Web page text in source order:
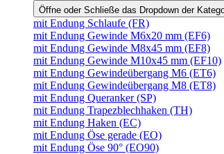
Öffne oder Schließe das Dropdown der
mit Endung Schlaufe (FR)
mit Endung Gewinde M6x20 mm (EF6)
mit Endung Gewinde M8x45 mm (EF8)
mit Endung Gewinde M10x45 mm (EF10)
mit Endung Gewindeübergang M6 (ET6)
mit Endung Gewindeübergang M8 (ET8)
mit Endung Queranker (SP)
mit Endung Trapezblechhaken (TH)
mit Endung Haken (EC)
mit Endung Öse gerade (EO)
mit Endung Öse 90° (EO90)